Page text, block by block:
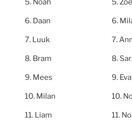
Noah
Daan
Luuk
Bram
Mees
Milan
Liam
Zoë
Eva